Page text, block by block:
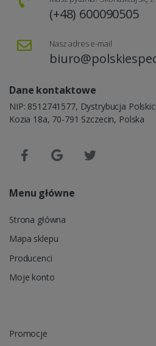
(+48) 600090505
Nasz adres e-mail
Dane kontaktowe
NIP: 8512741577, Dystrybucja
Kozia 18a, 70-791 Szczecin, Polska
Menu główne
Strona główna
Mapa sklepu
Producenci
Moje konto
Promocje